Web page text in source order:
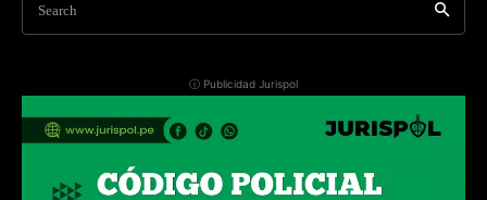
Search
ⓘ Publicidad Jurispol